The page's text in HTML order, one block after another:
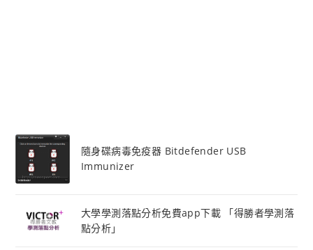
隨身碟病毒免疫器 Bitdefender USB
Immunizer
大學學測落點分析免費app下載 「得勝者學測落
點分析」